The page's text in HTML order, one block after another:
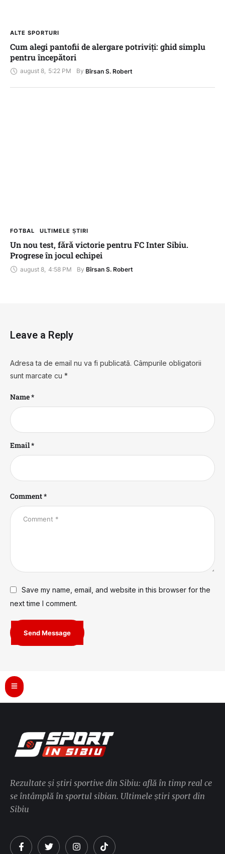
ALTE SPORTURI
Cum alegi pantofii de alergare potriviți: ghid simplu
pentru începători
august 8, 5:22 PM By Bîrsan S. Robert
FOTBAL ULTIMELE ȘTIRI
Un nou test, fără victorie pentru FC Inter Sibiu.
Progrese în jocul echipei
august 8 4:58 PM By Bîrsan S. Robert
Leave a Reply
Adresa ta de email nu va fi publicată. Câmpurile obligatorii
sunt marcate cu *
Comment *
Name *
Email *
Save my name, email, and website in this browser for the
next time I comment.
Send Message
Rezultate și știri sportive din Sibiu: află în timp real ce
se întâmplă în sportul sibian. Ultimele știri sport din
Sibiu